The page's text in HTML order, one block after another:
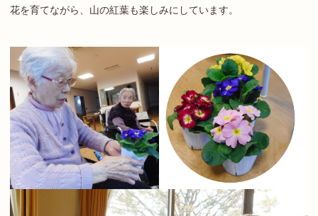
花を育てながら、山の紅葉も楽しみにしています。